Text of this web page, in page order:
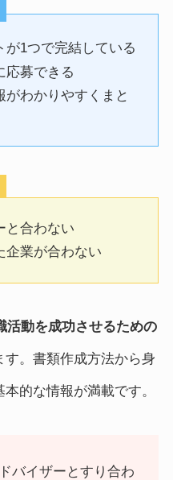
1つで完結している
応募できる
わかりやすくまと
と合わない
企業が合わない
活動を成功させるための
す。書類作成方法から身
的な情報が満載です。
バイザーとすり合わ